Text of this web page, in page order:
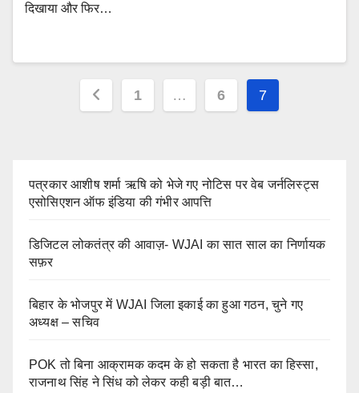
दिखाया और फिर…
Posts
1 … 6 7
पत्रकार आशीष शर्मा ऋषि को भेजे गए नोटिस पर वेब जर्नलिस्ट्स
एसोसिएशन ऑफ इंडिया की गंभीर आपत्ति
डिजिटल लोकतंत्र की आवाज़- WJAI का सात साल का निर्णायक
सफ़र
बिहार के भोजपुर में WJAI जिला इकाई का हुआ गठन, चुने गए
अध्यक्ष – सचिव
POK तो बिना आक्रामक कदम के हो सकता है भारत का हिस्सा,
राजनाथ सिंह ने सिंध को लेकर कही बड़ी बात…